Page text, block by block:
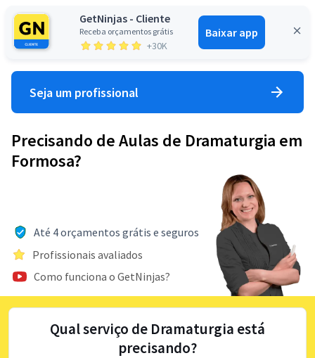
GetNinjas - Cliente
Receba orçamentos grátis
+30K
Baixar app
Entrar
Seja um profissional
Precisando de Aulas de Dramaturgia em
Formosa?
Até 4 orçamentos grátis e seguros
Profissionais avaliados
Como funciona o GetNinjas?
Qual serviço de Dramaturgia está
precisando?